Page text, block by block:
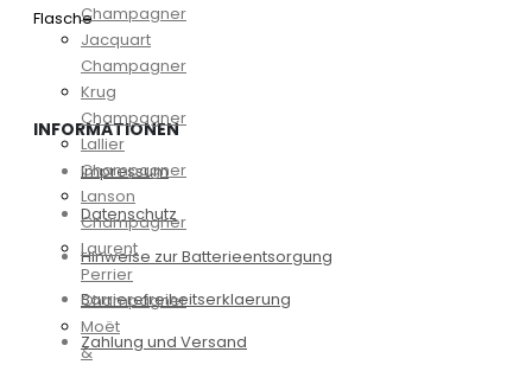
Champagner
Jacquart
Champagner
Krug
Champagner
Lallier
Champagner
Lanson
Champagner
Laurent
Perrier
Champagner
Moët
&
INFORMATIONEN
Impressum
Datenschutz
Hinweise zur Batterieentsorgung
Barrierefreiheitserklaerung
Zahlung und Versand